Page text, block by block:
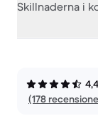
Skillnaderna i
(178